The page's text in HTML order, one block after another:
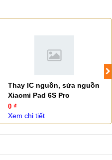
Thay IC nguồn, sửa nguồn
Xiaomi Pad 6S Pro
0 ₫
Xem chi tiết